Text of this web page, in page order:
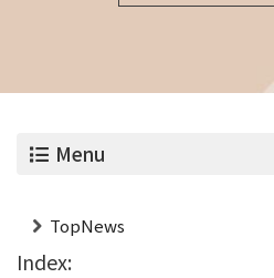
Menu
TopNews
Index: